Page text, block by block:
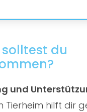
du
und
Tierheim hilft dir